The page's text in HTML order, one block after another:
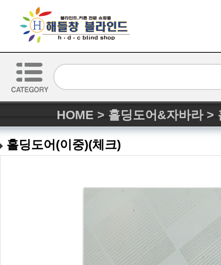
HOME > 홀딩도어&자바라>
홀딩도어(이중)(체크)